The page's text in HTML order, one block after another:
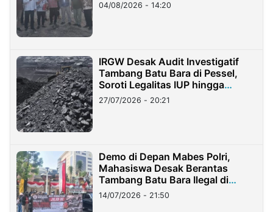
04/08/2026 - 14:20
IRGW Desak Audit Investigatif
Tambang Batu Bara di Pessel,
Soroti Legalitas IUP hingga
Stockpile
27/07/2026 - 20:21
Demo di Depan Mabes Polri,
Mahasiswa Desak Berantas
Tambang Batu Bara Ilegal di
Lampung
14/07/2026 - 21:50